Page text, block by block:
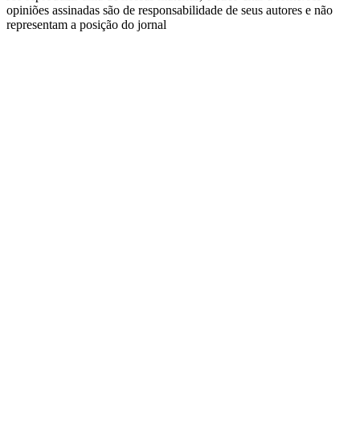
opiniões assinadas são de responsabilidade de seus autores e não
representam a posição do jornal